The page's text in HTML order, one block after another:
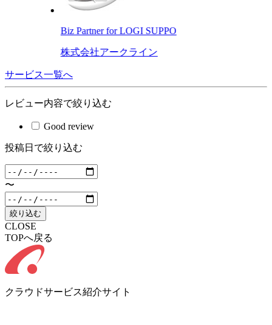
Biz Partner for LOGI SUPPO
株式会社アークライン
サービス一覧へ
レビュー内容で絞り込む
Good review
投稿日で絞り込む
〜
絞り込む
CLOSE
TOPへ戻る
クラウドサービス紹介サイト